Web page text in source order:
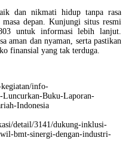
dan nikmati hidup tanpa rasa
depan. Kunjungi situs resmi
untuk informasi lebih lanjut.
aman dan nyaman, serta pastikan
finansial yang tak terduga.
info-
Luncurkan-Buku-Laporan-
Indonesia
detail/3141/dukung-inklusi-
bmt-sinergi-dengan-industri-